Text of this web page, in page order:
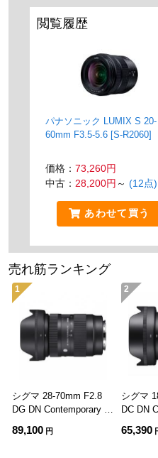
閲覧履歴
パナソニック LUMIX S 20-
60mm F3.5-5.6 [S-R2060]
価格： 73,260円
中古： 28,200円 ～ (12点)
あわせて買う
売れ筋ランキング
1
シグマ 28-70mm F2.8
DG DN Contemporary L
89,100 円
2
シグマ
DC DN
65,390